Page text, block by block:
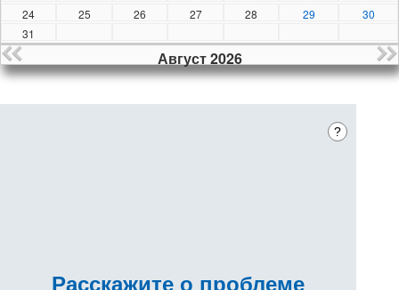
24
25 26 27 28 29
30
31
Август 2026
?
Расскажите о проблеме